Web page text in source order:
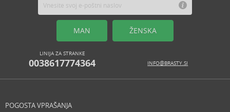
MAN ŽENSKA
LINIJA ZA STRANKE
0038617774364 INFO@BRASTY.SI
POGOSTA VPRAŠANJA